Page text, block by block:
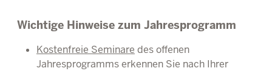
Wichtige Hinweise zum Jahresprogramm
Kostenfreie Seminare des offenen
Jahresprogramms erkennen Sie nach Ihrer